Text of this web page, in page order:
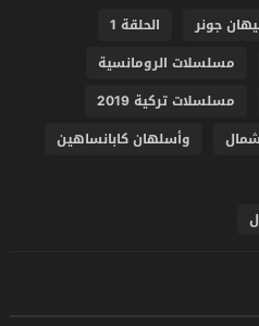
جونر
الحلقة 1
مسلسلات الرومانسية
مسلسلات تركية 2019
وأسلهان كابانساهين